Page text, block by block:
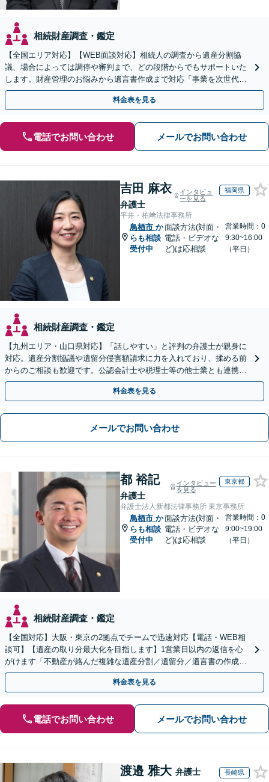
相続財産調査・鑑定
【全国エリア対応】【WEB面談対応】相続人の調査から遺産分割協
議、場合によっては調停や審判まで、どの段階からでもサポートいた
します。財産管理のお悩みから遺言書作成まで対応「事業を次世代に
引き継ぐ安心の事業承継をサポート」【完全個室相談】
料金表を見る
電話でお問い合わせ メールでお問い合わせ
吉田 麻衣
弁護士
インタビュ
ーを見る
福岡県
平井・柏﨑法律事務所
鳥栖市 か
らも相談
受付中
面談方法(対面・
電話・ビデオな
ど)は応相談
営業時間：0
9:30~16:00
（平日）
相続財産調査・鑑定
【九州エリア・山口県対応】「話しやすい」と評判の弁護士が親身に
対応。遺産分割協議や遺留分侵害額請求に力を入れており、揉める前
からのご相談も歓迎です。公認会計士や税理士等の他士業とも連携
し、円満な解決を全力でサポートいたします。
料金表を見る
メールでお問い合わせ
都 裕記
弁護士
インタビュー
を見る
東京都
弁護士法人新都法律事務所 東京事務所
鳥栖市 か
らも相談
受付中
面談方法(対面・
電話・ビデオな
ど)は応相談
営業時間：0
9:00~19:00
（平日）
相続財産調査・鑑定
【全国対応】大阪・東京の2拠点でチームで迅速対応【電話・WEB相
談可】【遺産の取り分最大化を目指します】1営業日以内の返信を心
がけます「不動産が絡んだ複雑な遺産分割／遺留分／遺言書の作成・
執行／事業承継など、お任せください」【休日相談あり】
料金表を見る
電話でお問い合わせ メールでお問い合わせ
渡邉 雅大 弁護士 長崎県